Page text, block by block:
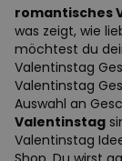
romantisches
was zeigt, wie
möchtest du
Valentinstag
Valentinstag
Auswahl an
Valentinstag
Valentinstag